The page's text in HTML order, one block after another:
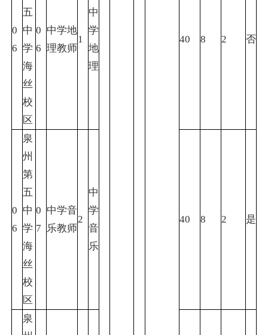
0
6
五
中
学
海
丝
校
区
0
6
中学地
理教师
1
中
学
地
理
40 8 2 否
0
6
泉
州
第
五
中
学
海
丝
校
区
0
7
中学音
乐教师
2
中
学
音
乐
40 8 2 是
泉